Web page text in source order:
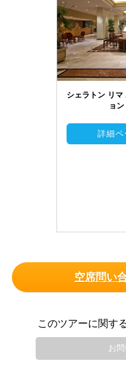
シェラトン リ
ョ
詳細ペ
空席問い
このツアーに関す
お